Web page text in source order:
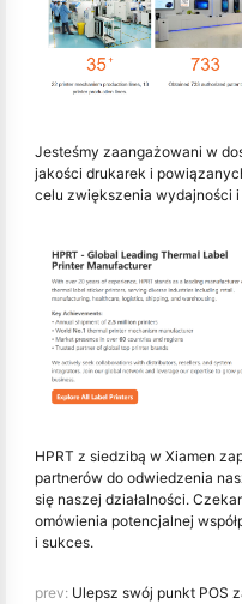
Jesteśmy zaangażowani w
jakości drukarek i
celu zwiększenia wydajności
HPRT z siedzibą w Xiamen
partnerów do odwiedzenia
się naszej działalności.
omówienia potencjalnej
i sukces.
prev: Ulepsz swój punkt POS za pomocą